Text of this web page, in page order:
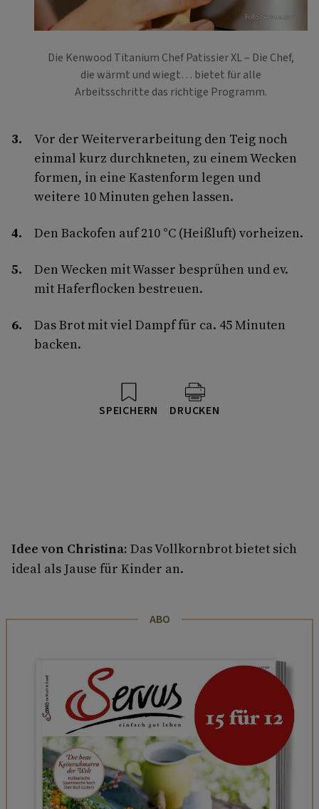
Foto: Servus.com
Die Kenwood Titanium Chef Patissier XL – Die Chef,
die wärmt und wiegt… bietet für alle
Arbeitsschritte das richtige Programm.
Vor der Weiterverarbeitung den Teig noch
einmal kurz durchkneten, zu einem Wecken
formen, in eine Kastenform legen und
weitere 10 Minuten gehen lassen.
Den Backofen auf 210 °C (Heißluft) vorheizen.
Den Wecken mit Wasser besprühen und ev.
mit Haferflocken bestreuen.
Das Brot mit viel Dampf für ca. 45 Minuten
backen.
SPEICHERN DRUCKEN
Idee von Christina: Das Vollkornbrot bietet sich
ideal als Jause für Kinder an.
ABO